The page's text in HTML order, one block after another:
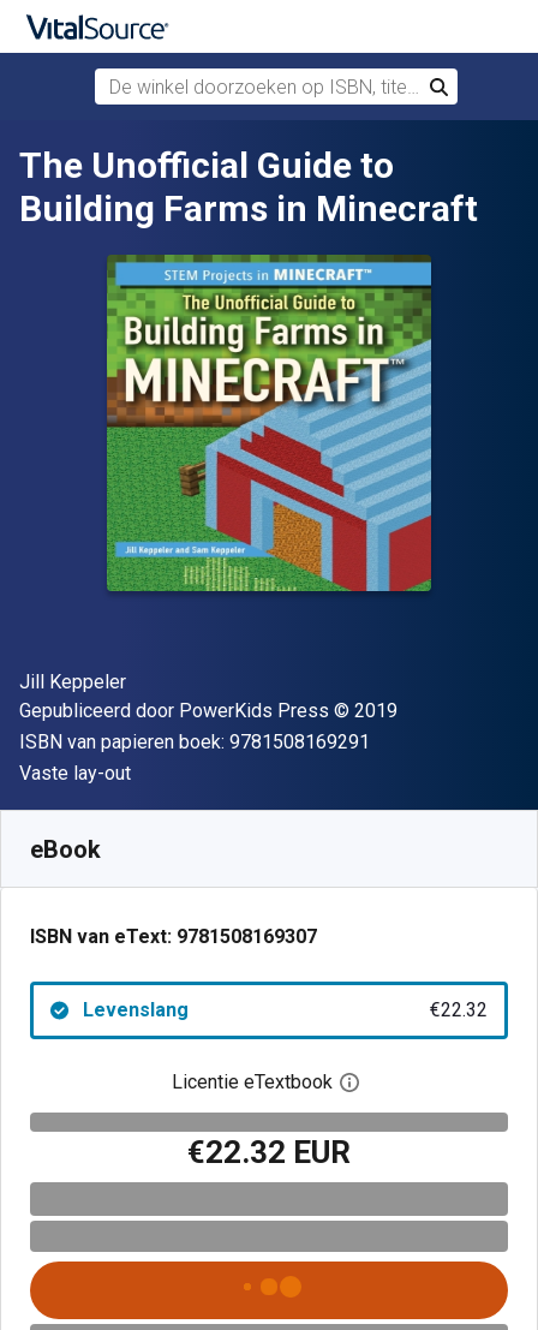
Verdergaan naar belangrijkste inhoud
De winkel doorzoeken op ISBN, titel of auteur
Zoek
The Unofficial Guide to
Building Farms in Minecraft
Auteur(s)
Jill Keppeler
Uitgever
Gepubliceerd door PowerKids Press Copyright
© 2019
ISBN van papieren boek: 9781508169291
Indeling
Vaste lay-out
eBook
ISBN van eText: 9781508169307
Levenslang €22.32
Licentie eTextbook Open het
€22.32 EUR